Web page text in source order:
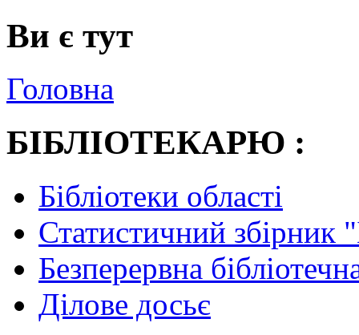
Ви є тут
Головна
БІБЛІОТЕКАРЮ :
Бібліотеки області
Статистичний
Безперервна
Ділове досьє